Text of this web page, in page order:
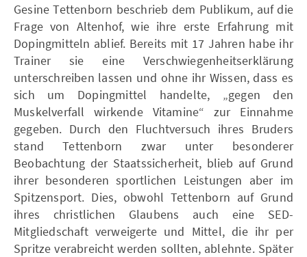
Gesine Tettenborn beschrieb dem Publikum, auf die
Frage von Altenhof, wie ihre erste Erfahrung mit
Dopingmitteln ablief. Bereits mit 17 Jahren habe ihr
Trainer sie eine Verschwiegenheitserklärung
unterschreiben lassen und ohne ihr Wissen, dass es
sich um Dopingmittel handelte, „gegen den
Muskelverfall wirkende Vitamine“ zur Einnahme
gegeben. Durch den Fluchtversuch ihres Bruders
stand Tettenborn zwar unter besonderer
Beobachtung der Staatssicherheit, blieb auf Grund
ihrer besonderen sportlichen Leistungen aber im
Spitzensport. Dies, obwohl Tettenborn auf Grund
ihres christlichen Glaubens auch eine SED-
Mitgliedschaft verweigerte und Mittel, die ihr per
Spritze verabreicht werden sollten, ablehnte. Später